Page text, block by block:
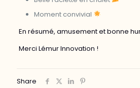
Moment convivial
En résumé, amusement et bonne
Merci Lémur Innovation !
Share